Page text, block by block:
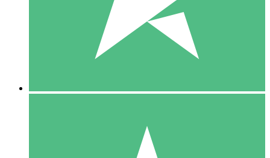
1 Nedladdningar
10 00
10 Nedladdningar
20 00